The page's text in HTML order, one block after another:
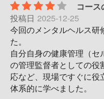
コース
投稿日 2025-12-25
今回のメンタルヘルス研
た。
自分自身の健康管理（
の管理監督者としての
応など、現場ですぐに
体系的に学べました。